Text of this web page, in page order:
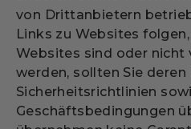
von Drittanbietern
Links zu Websites
Websites sind oder
werden, sollten Sie
Sicherheitsrichtlinien
Geschäftsbedingungen